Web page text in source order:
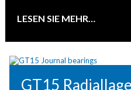
LESEN SIE MEHR…
GT15